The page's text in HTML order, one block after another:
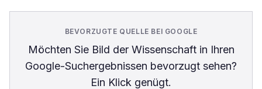
BEVORZUGTE QUELLE BEI GOOGLE
Möchten Sie Bild der Wissenschaftin Ihren
Google-Suchergebnissen bevorzugt sehen?
Ein Klick genügt.